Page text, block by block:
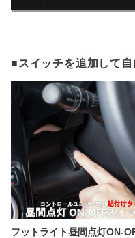
■スイッチを追加して
フットライト昼間点灯ON-